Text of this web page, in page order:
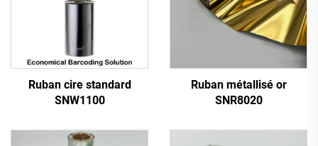
Ruban cire standard
SNW1100
Ruban métallisé or
SNR8020